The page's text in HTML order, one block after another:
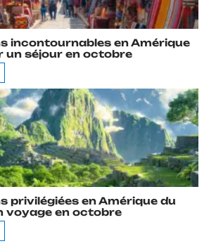
incontournables en Amérique
un séjour en octobre
privilégiées en Amérique du
voyage en octobre